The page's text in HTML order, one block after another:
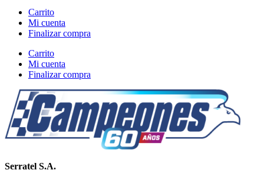
Carrito
Mi cuenta
Finalizar compra
Carrito
Mi cuenta
Finalizar compra
Serratel S.A.